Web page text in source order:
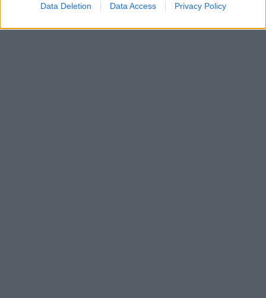
Data Deletion Data Access Privacy Policy